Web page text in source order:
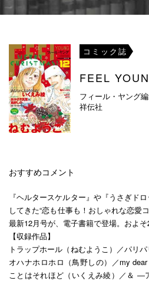
コミック誌
FEEL
フィール・ヤング
祥伝社
おすすめコメント
『ヘルタースケルター』や『うさぎド
してきた“恋も仕事も！おしゃれな恋愛
最新12月号が、電子書籍で登場。およそ
【収録作品】
トラップホール（ねむようこ）／パリ
オハナホロホロ（鳥野しの）／my
ことはそれほど（いくえみ綾）／＆